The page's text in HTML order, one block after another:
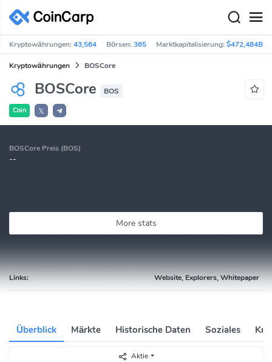
Kryptowährungen:43,564 Börsen:365 Marktkapitalisierung:$472,484B
Kryptowährungen BOSCore
BOSCore BOS
Coin 𝕏
BOSCore Preis (BOS)
--
More stats
Links: Website, Explorers, Whitepaper
Überblick Märkte Historische Daten Soziales
Aktie